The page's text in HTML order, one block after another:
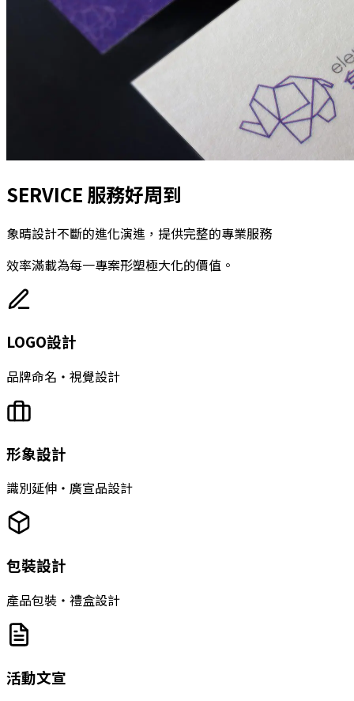
SERVICE 服務好周到
象晴設計不斷的進化演進，提供完整的專業服務
效率滿載為每一專案形塑極大化的價值。
LOGO設計
品牌命名‧視覺設計
形象設計
識別延伸‧廣宣品設計
包裝設計
產品包裝‧禮盒設計
活動文宣